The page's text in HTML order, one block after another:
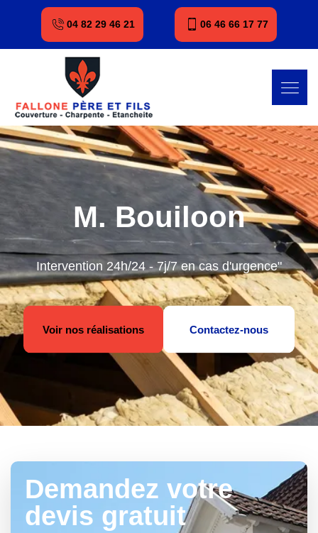
04 82 29 46 21 06 46 66 17 77
M. Bouiloon
Intervention 24h/24 - 7j/7 en cas d'urgence"
Voir nos réalisations Contactez-nous
Demandez votre
devis gratuit